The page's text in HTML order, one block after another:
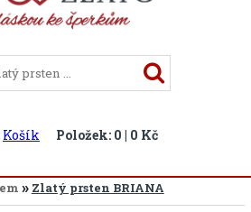
Košík Položek: 0 | 0 Kč
» Zlatý prsten BRIANA